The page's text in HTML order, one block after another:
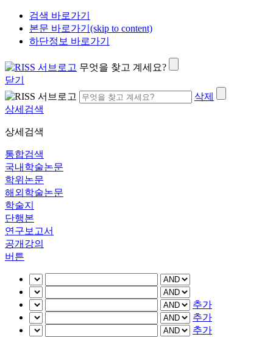
검색 바로가기
본문 바로가기(skip to content)
하단정보 바로가기
무엇을 찾고 계세요?
닫기
삭제
상세검색
상세검색
통합검색
국내학술논문
학위논문
해외학술논문
학술지
단행본
연구보고서
공개강의
버튼
추가
추가
추가